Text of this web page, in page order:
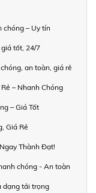
chóng – Uy tín
tốt, 24/7
an toàn, giá rẻ
– Nhanh Chóng
– Giá Tốt
Giá Rẻ
Thành Đạt!
chóng - An toàn
dạng tải trọng